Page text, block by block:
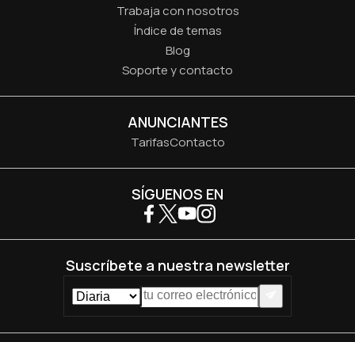
Trabaja con nosotros
Índice de temas
Blog
Soporte y contacto
ANUNCIANTES
TarifasContacto
SÍGUENOS EN
Suscríbete a nuestra newsletter